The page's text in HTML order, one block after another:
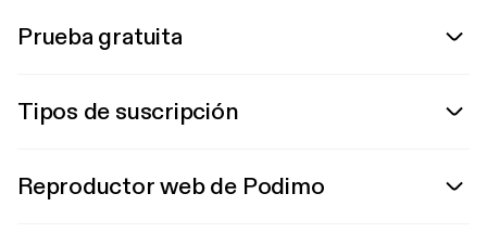
Prueba gratuita
Tipos de suscripción
Reproductor web de Podimo